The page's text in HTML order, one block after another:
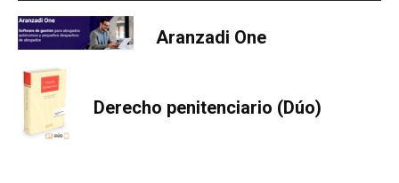
Aranzadi One
Derecho penitenciario (Dúo)